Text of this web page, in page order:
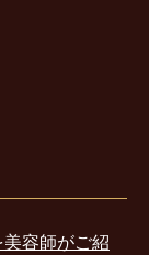
容師がご紹